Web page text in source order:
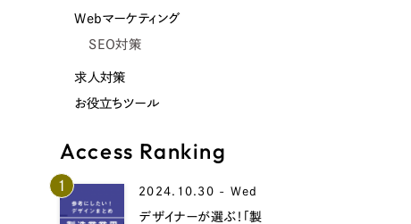
Webマーケティング
SEO対策
求人対策
お役立ちツール
Access Ranking
1 2024.10.30 - Wed
デザイナーが選ぶ！「製